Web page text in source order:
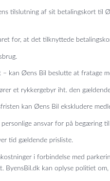
tilslutning af sit betalingskort til
for, at det tilknyttede
kan Øens Bil beslutte at fratage
et rykkergebyr iht. den
kan Øens Bil ekskludere
ansvar for på begæring
tid gældende prisliste.
i forbindelse med
ByensBil.dk kan oplyse politiet